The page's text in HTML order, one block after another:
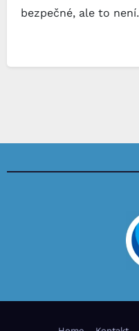
bezpečné, ale to